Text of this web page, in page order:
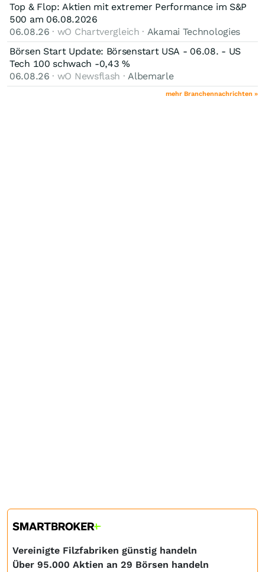
Top & Flop: Aktien mit extremer Performance im S&P
500 am 06.08.2026
06.08.26 · wO Chartvergleich · Akamai Technologies
Börsen Start Update: Börsenstart USA - 06.08. - US
Tech 100 schwach -0,43 %
06.08.26 · wO Newsflash · Albemarle
mehr Branchennachrichten »
Vereinigte Filzfabriken günstig handeln
Über 95.000 Aktien an 29 Börsen handeln